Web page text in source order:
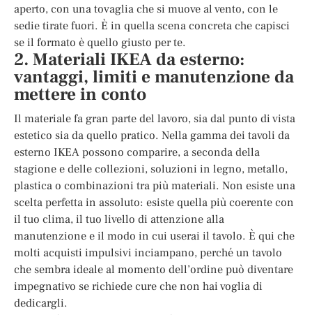
aperto, con una tovaglia che si muove al vento, con le
sedie tirate fuori. È in quella scena concreta che capisci
se il formato è quello giusto per te.
2. Materiali IKEA da esterno:
vantaggi, limiti e manutenzione da
mettere in conto
Il materiale fa gran parte del lavoro, sia dal punto di vista
estetico sia da quello pratico. Nella gamma dei tavoli da
esterno IKEA possono comparire, a seconda della
stagione e delle collezioni, soluzioni in legno, metallo,
plastica o combinazioni tra più materiali. Non esiste una
scelta perfetta in assoluto: esiste quella più coerente con
il tuo clima, il tuo livello di attenzione alla
manutenzione e il modo in cui userai il tavolo. È qui che
molti acquisti impulsivi inciampano, perché un tavolo
che sembra ideale al momento dell’ordine può diventare
impegnativo se richiede cure che non hai voglia di
dedicargli.